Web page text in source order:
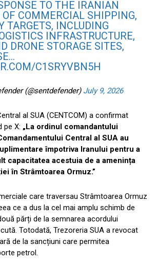
TO THE IRANIAN
OF COMMERCIAL SHIPPING,
TARGETS, INCLUDING
INFRASTRUCTURE,
DRONE STORAGE SITES,
C1SRYVBN5H
(@sentdefender) July 9, 2026
al SUA (CENTCOM) a confirmat
pe X: „La ordinul comandantului
Central al SUA au
împotriva Iranului pentru a
capacitatea acestuia de a amenința
în Strâmtoarea Ormuz.”
care traversau Strâmtoarea Ormuz
ce a dus la cel mai amplu schimb de
părți de la semnarea acordului
Totodată, Trezoreria SUA a revocat
de la sancțiuni care permitea
petrol.